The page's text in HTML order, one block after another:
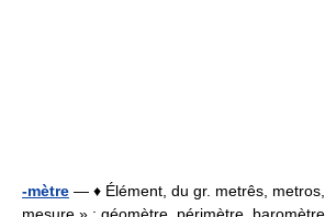
-mètre — ♦ Élément, du gr. metrês,